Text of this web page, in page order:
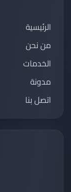
الرئيسية
من نحن
الخدمات
مدونة
اتصل بنا